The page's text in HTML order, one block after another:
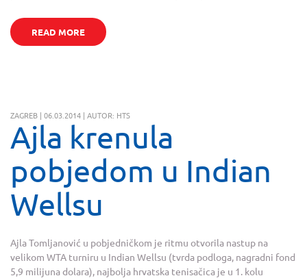
READ MORE
ZAGREB | 06.03.2014 | AUTOR: HTS
Ajla krenula
pobjedom u Indian
Wellsu
Ajla Tomljanović u pobjedničkom je ritmu otvorila nastup na
velikom WTA turniru u Indian Wellsu (tvrda podloga, nagradni fond
5,9 milijuna dolara), najbolja hrvatska tenisačica je u 1. kolu